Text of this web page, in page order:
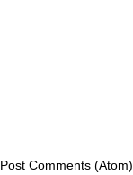
Post Comments (Atom)